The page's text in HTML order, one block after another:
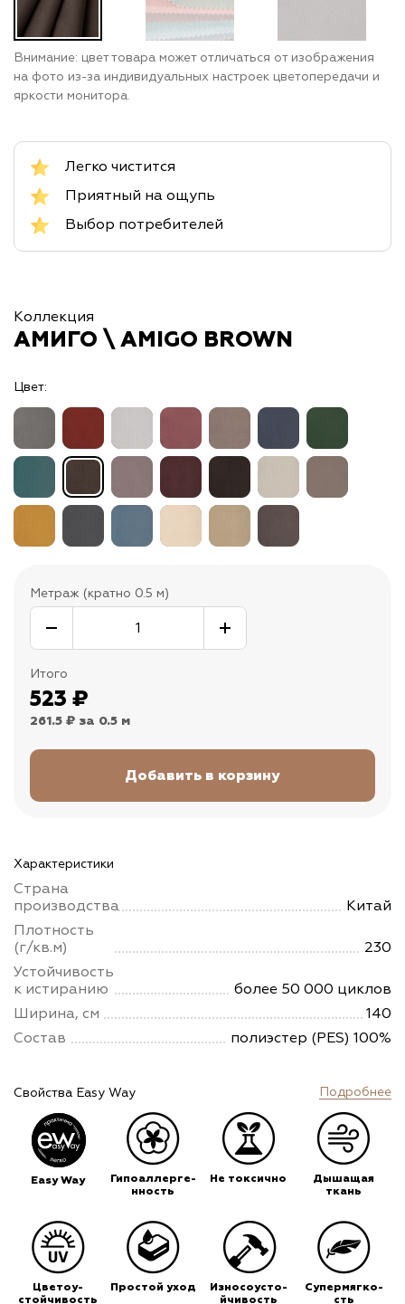
Внимание: цвет товара может отличаться от изображения
на фото из-за индивидуальных настроек цветопередачи и
яркости монитора.
Легко чистится
Приятный на ощупь
Выбор потребителей
Коллекция
АМИГО \ AMIGO BROWN
Цвет:
Метраж (кратно 0.5 м)
Итого
523 ₽
261.5 ₽ за 0.5 м
Характеристики
Страна
производства
Китай
Плотность
(г/кв.м)
230
Устойчивость
к истиранию
более 50 000 циклов
Ширина, см
140
Состав
полиэстер (PES) 100%
Свойства Easy Way Подробнее
Easy Way
Гипоаллерге-
нность
Не токсично
Дышащая
ткань
Цветоу-
стойчивость
Простой уход
Износоусто-
йчивость
Супермягко-
сть